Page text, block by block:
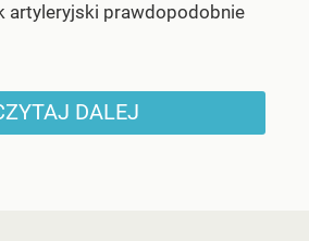
artyleryjski prawdopodobnie
DALEJ